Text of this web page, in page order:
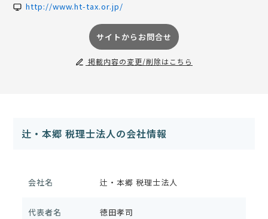
http://www.ht-tax.or.jp/
サイトからお問合せ
掲載内容の変更/削除はこちら
辻・本郷 税理士法人の会社情報
会社名 辻・本郷 税理士法人
代表者名 徳田孝司